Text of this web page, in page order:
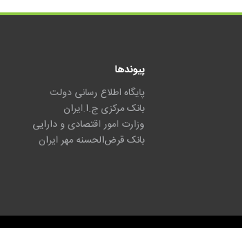
پیوندها
پایگاه اطلاع رسانی دولت
بانک مرکزی ج.ا.ایران
وزارت امور اقتصادی و دارایی
بانک قرض‌الحسنه مهر ایران